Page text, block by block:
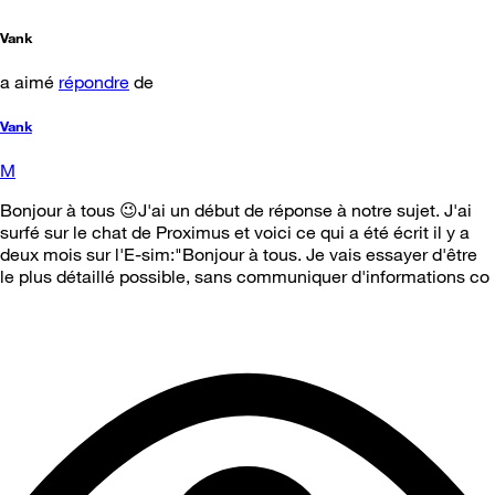
Vank
a aimé répondre de
Vank
M
Bonjour à tous 😉J'ai un début de réponse à notre sujet. J'ai
surfé sur le chat de Proximus et voici ce qui a été écrit il y a
deux mois sur l'E-sim:"Bonjour à tous. Je vais essayer d'être
le plus détaillé possible, sans communiquer d'informations co